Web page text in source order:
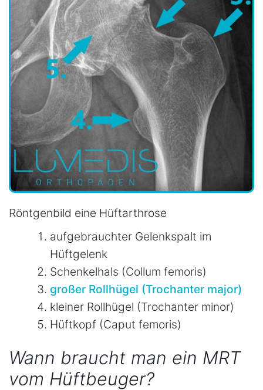
Röntgenbild eine Hüftarthrose
aufgebrauchter Gelenkspalt im
Hüftgelenk
Schenkelhals (Collum femoris)
großer Rollhügel (Trochanter major)
kleiner Rollhügel (Trochanter minor)
Hüftkopf (Caput femoris)
Wann braucht man ein MRT
vom Hüftbeuger?